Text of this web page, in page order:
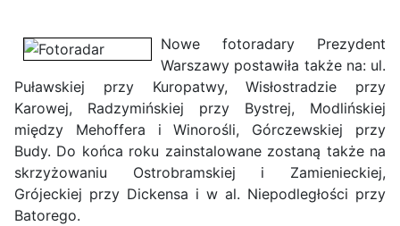
Nowe fotoradary Prezydent
Warszawy postawiła także na: ul.
Puławskiej przy Kuropatwy, Wisłostradzie przy
Karowej, Radzymińskiej przy Bystrej, Modlińskiej
między Mehoffera i Winorośli, Górczewskiej przy
Budy. Do końca roku zainstalowane zostaną także na
skrzyżowaniu Ostrobramskiej i Zamienieckiej,
Grójeckiej przy Dickensa i w al. Niepodległości przy
Batorego.